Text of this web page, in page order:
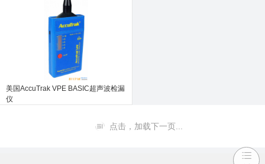
美国AccuTrak VPE BASIC超声波检漏
仪